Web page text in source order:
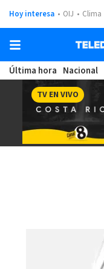
Hoy interesa OIJ Clima
Última hora Nacional
TV EN VIVO